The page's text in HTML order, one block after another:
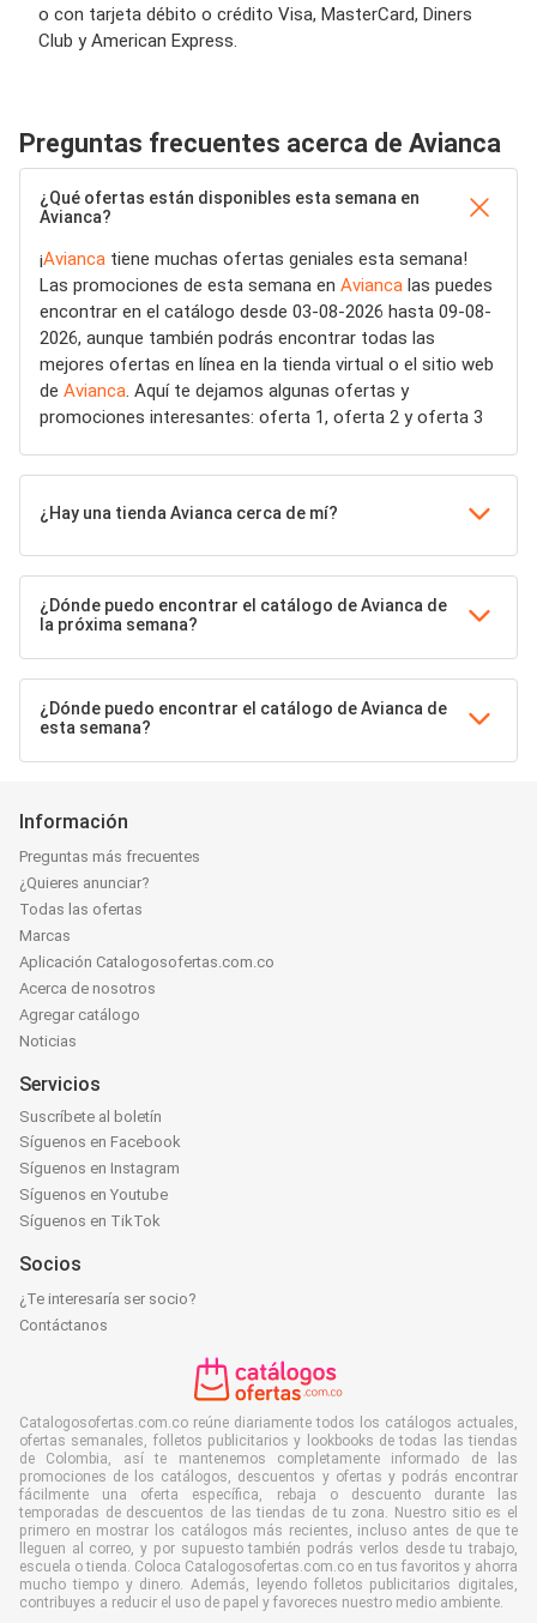
o con tarjeta débito o crédito Visa, MasterCard, Diners
Club y American Express.
Preguntas frecuentes acerca de Avianca
¿Qué ofertas están disponibles esta semana en
Avianca?
¡Avianca tiene muchas ofertas geniales esta semana!
Las promociones de esta semana en Avianca las puedes
encontrar en el catálogo desde 03-08-2026 hasta 09-08-
2026, aunque también podrás encontrar todas las
mejores ofertas en línea en la tienda virtual o el sitio web
de Avianca. Aquí te dejamos algunas ofertas y
promociones interesantes: oferta 1, oferta 2 y oferta 3
¿Hay una tienda Avianca cerca de mí?
¿Dónde puedo encontrar el catálogo de Avianca de
la próxima semana?
¿Dónde puedo encontrar el catálogo de Avianca de
esta semana?
Información
Preguntas más frecuentes
¿Quieres anunciar?
Todas las ofertas
Marcas
Aplicación Catalogosofertas.com.co
Acerca de nosotros
Agregar catálogo
Noticias
Servicios
Suscríbete al boletín
Síguenos en Facebook
Síguenos en Instagram
Síguenos en Youtube
Síguenos en TikTok
Socios
¿Te interesaría ser socio?
Contáctanos
Catalogosofertas.com.co reúne diariamente todos los catálogos actuales,
ofertas semanales, folletos publicitarios y lookbooks de todas las tiendas
de Colombia, así te mantenemos completamente informado de las
promociones de los catálogos, descuentos y ofertas y podrás encontrar
fácilmente una oferta específica, rebaja o descuento durante las
temporadas de descuentos de las tiendas de tu zona. Nuestro sitio es el
primero en mostrar los catálogos más recientes, incluso antes de que te
lleguen al correo, y por supuesto también podrás verlos desde tu trabajo,
escuela o tienda. Coloca Catalogosofertas.com.co en tus favoritos y ahorra
mucho tiempo y dinero. Además, leyendo folletos publicitarios digitales,
contribuyes a reducir el uso de papel y favoreces nuestro medio ambiente.